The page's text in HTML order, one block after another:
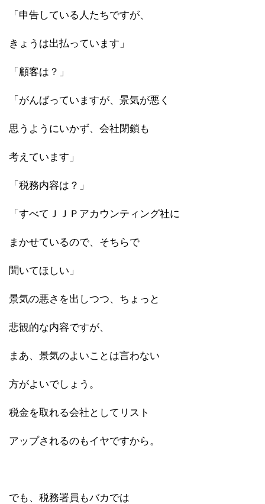
「申告している人たちですが、
きょうは出払っています」
「顧客は？」
「がんばっていますが、景気が悪く
思うようにいかず、会社閉鎖も
考えています」
「税務内容は？」
「すべてＪＪＰアカウンティング社に
まかせているので、そちらで
聞いてほしい」
景気の悪さを出しつつ、ちょっと
悲観的な内容ですが、
まあ、景気のよいことは言わない
方がよいでしょう。
税金を取れる会社としてリスト
アップされるのもイヤですから。
でも、税務署員もバカでは